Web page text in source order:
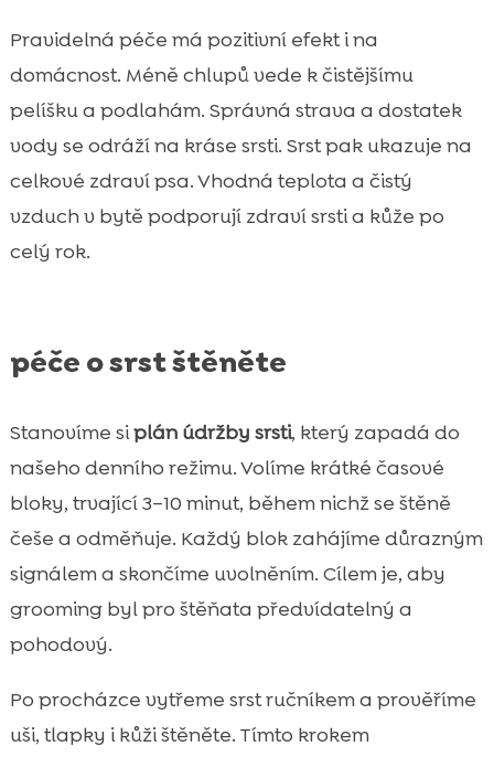
Pravidelná péče má pozitivní efekt i na
domácnost. Méně chlupů vede k čistějšímu
pelíšku a podlahám. Správná strava a dostatek
vody se odráží na kráse srsti. Srst pak ukazuje na
celkové zdraví psa. Vhodná teplota a čistý
vzduch v bytě podporují zdraví srsti a kůže po
celý rok.
péče o srst štěněte
Stanovíme siplán údržby srsti, který zapadá do
našeho denního režimu. Volíme krátké časové
bloky, trvající 3–10 minut, během nichž se štěně
češe a odměňuje. Každý blok zahájíme důrazným
signálem a skončíme uvolněním. Cílem je, aby
grooming byl pro štěňata předvídatelný a
pohodový.
Po procházce vytřeme srst ručníkem a prověříme
uši, tlapky i kůži štěněte. Tímto krokem